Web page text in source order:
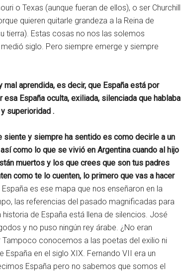
o Texas (aunque fueran de ellos), o ser Churchill
quieren quitarle grandeza a la Reina de
tierra). Estas cosas no nos las solemos
siglo. Pero siempre emerge y siempre
aprendida, es decir, que España está por
España oculta, exiliada, silenciada que hablaba
superioridad .
y siempre ha sentido es como decirle a un
como lo que se vivió en Argentina cuando al hijo
muertos y los que crees que son tus padres
como te lo cuenten, lo primero que vas a hacer
es ese mapa que nos enseñaron en la
las referencias del pasado magnificadas para
de España está llena de silencios. José
y no puso ningún rey árabe. ¿No eran
conocemos a las poetas del exilio ni
en el siglo XIX. Fernando VII era un
España pero no sabemos que somos el